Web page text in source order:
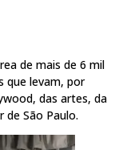
de mais de 6 mil
que levam, por
das artes, da
de São Paulo.